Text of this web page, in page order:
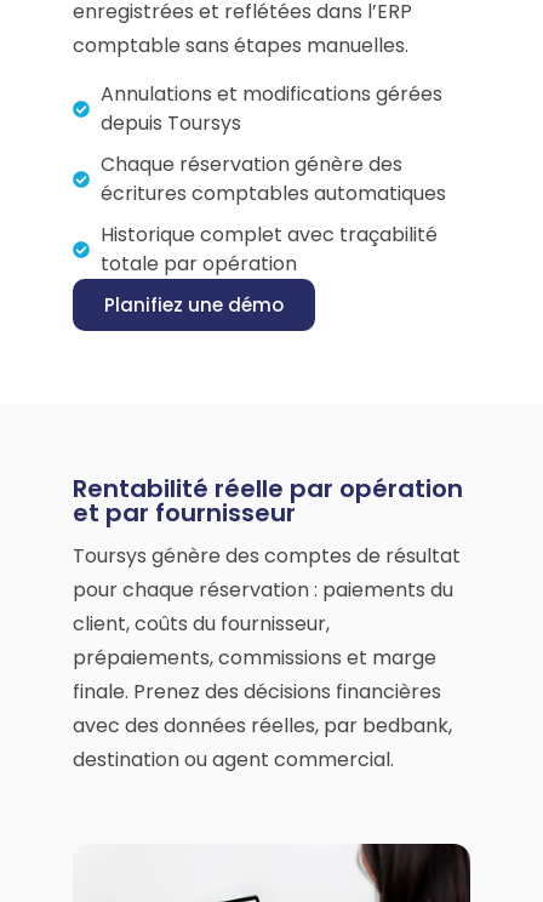
enregistrées et reflétées dans l’ERP
comptable sans étapes manuelles.
Annulations et modifications gérées
depuis Toursys
Chaque réservation génère des
écritures comptables automatiques
Historique complet avec traçabilité
totale par opération
Planifiez une démo
Rentabilité réelle par opération
et par fournisseur
Toursys génère des comptes de résultat
pour chaque réservation : paiements du
client, coûts du fournisseur,
prépaiements, commissions et marge
finale. Prenez des décisions financières
avec des données réelles, par bedbank,
destination ou agent commercial.